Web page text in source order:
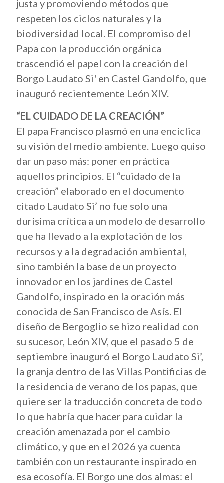
justa y promoviendo métodos que
respeten los ciclos naturales y la
biodiversidad local. El compromiso del
Papa con la producción orgánica
trascendió el papel con la creación del
Borgo Laudato Si' en Castel Gandolfo, que
inauguró recientemente León XIV.
“EL CUIDADO DE LA CREACIÓN”
El papa Francisco plasmó en una encíclica
su visión del medio ambiente. Luego quiso
dar un paso más: poner en práctica
aquellos principios. El “cuidado de la
creación” elaborado en el documento
citado Laudato Si’ no fue solo una
durísima crítica a un modelo de desarrollo
que ha llevado a la explotación de los
recursos y a la degradación ambiental,
sino también la base de un proyecto
innovador en los jardines de Castel
Gandolfo, inspirado en la oración más
conocida de San Francisco de Asís. El
diseño de Bergoglio se hizo realidad con
su sucesor, León XIV, que el pasado 5 de
septiembre inauguró el Borgo Laudato Si’,
la granja dentro de las Villas Pontificias de
la residencia de verano de los papas, que
quiere ser la traducción concreta de todo
lo que habría que hacer para cuidar la
creación amenazada por el cambio
climático, y que en el 2026 ya cuenta
también con un restaurante inspirado en
esa ecosofía. El Borgo une dos almas: el